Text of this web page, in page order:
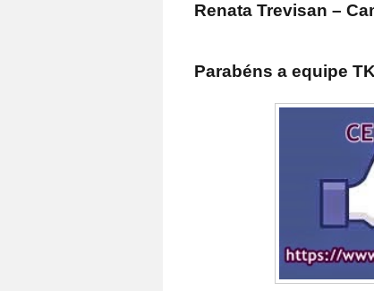
Renata Trevisan –
Parabéns a equipe